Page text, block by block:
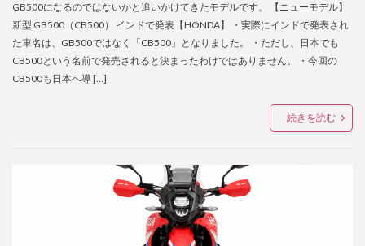
GB500になるのではないかと追いかけてきたモデルです。 【ニューモデル】
新型 GB500（CB500） インドで発表【HONDA】 ・実際にインドで発表され
た車名は、GB500ではなく「CB500」となりました。 ・ただし、日本でも
CB500という名前で発売されると決まったわけではありません。 ・今回の
CB500も日本へ導 […]
続きを読む